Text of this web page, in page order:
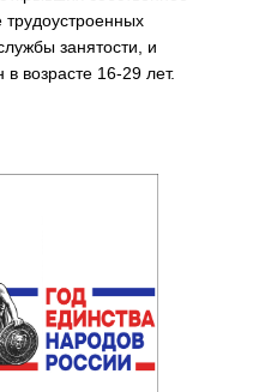
трудоустроенных
занятости, и
возрасте 16-29 лет.